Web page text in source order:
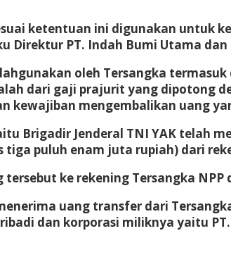
ketentuan ini digunakan untuk
Direktur PT. Indah Bumi Utama
oleh Tersangka
dari gaji prajurit yang dipotong
kewajiban mengembalikan uang
Brigadir Jenderal TNI YAK telah
puluh enam juta rupiah) dari
tersebut ke rekening Tersangka
uang transfer dari
dan korporasi miliknya yaitu